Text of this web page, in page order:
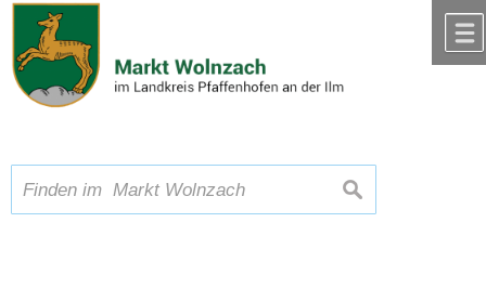
Zum Inhalt,zur Navigation
Schriftgröße A A A suchen